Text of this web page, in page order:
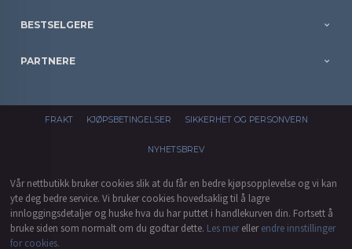
BESTSELGERE
PARTNERE
FRAKT KJØPSBETINGELSER SIKKERHET OG PERSONVERN
NYHETSBREV
Vår nettbutikk bruker cookies slik at du får en bedre kjøpsopplevelse og vi kan
yte deg bedre service. Vi bruker cookies hovedsaklig til å lagre
innloggingsdetaljer og huske hva du har puttet i handlekurven din. Fortsett å
bruke siden som normalt om du godtar dette. Les merellerendre innstillinger
for cookies.